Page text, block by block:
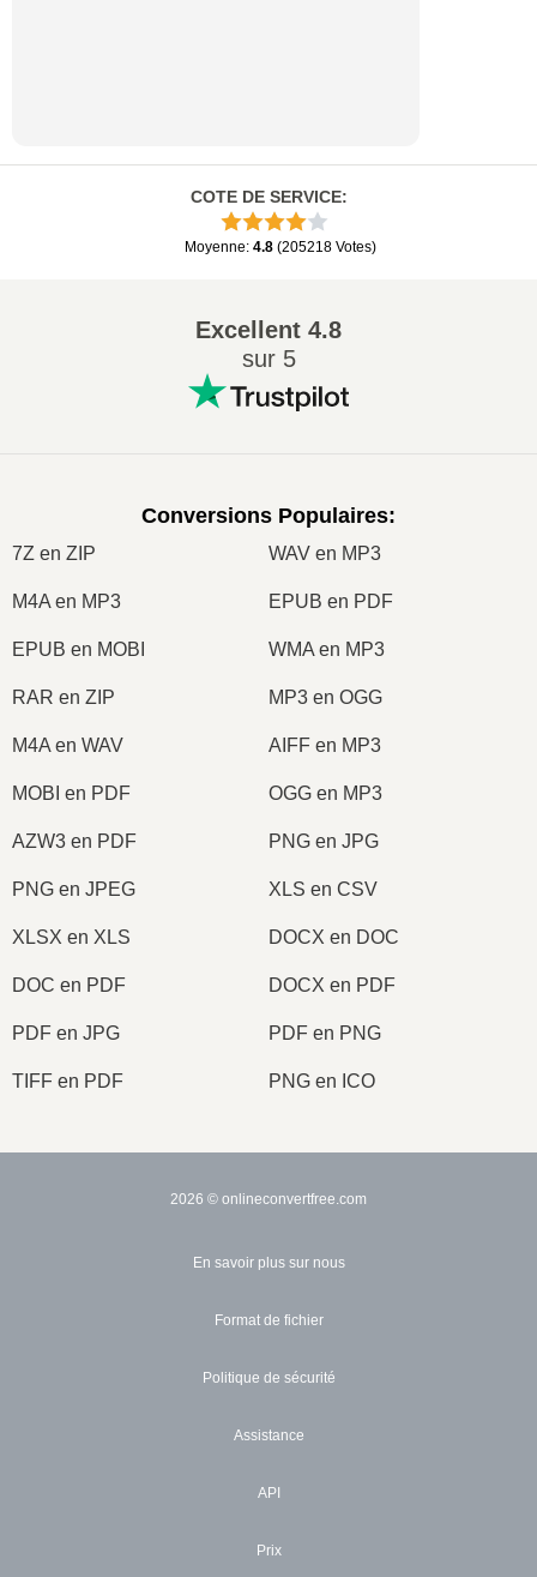
COTE DE SERVICE:
Moyenne: 4.8 (205218 Votes)
Excellent 4.8
sur 5
Conversions Populaires:
7Z en ZIP WAV en MP3
M4A en MP3 EPUB en PDF
EPUB en MOBI WMA en MP3
RAR en ZIP MP3 en OGG
M4A en WAV AIFF en MP3
MOBI en PDF OGG en MP3
AZW3 en PDF PNG en JPG
PNG en JPEG XLS en CSV
XLSX en XLS DOCX en DOC
DOC en PDF DOCX en PDF
PDF en JPG PDF en PNG
TIFF en PDF PNG en ICO
2026 © onlineconvertfree.com
En savoir plus sur nous
Format de fichier
Politique de sécurité
Assistance
API
Prix